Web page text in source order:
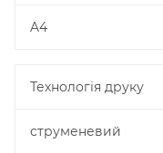
A4
Технологія друку
струменевий